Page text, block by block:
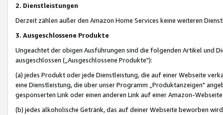
2. Dienstleistungen
Derzeit zählen außer den Amazon Home Services keine weiteren
3. Ausgeschlossene Produkte
Ungeachtet der obigen Ausführungen sind die folgenden Artikel und
ausgeschlossen („Ausgeschlossene Produkte"):
(a) jedes Produkt oder jede Dienstleistung, die auf einer Webseite
eine Dienstleistung, die über unser Programm „Produktanzeigen"
gesponserten Link oder einen anderen Link auf einer Amazon-
(b) jedes alkoholische Getränk, das auf deiner Webseite beworben